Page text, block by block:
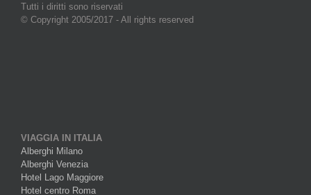
Tutti i diritti sono riservati
© Copyright 2005/2017 - All rights reserved
VIAGGIA IN ITALIA
Alberghi Milano
Alberghi Venezia
Hotel Lago Maggiore
Hotel centro Roma